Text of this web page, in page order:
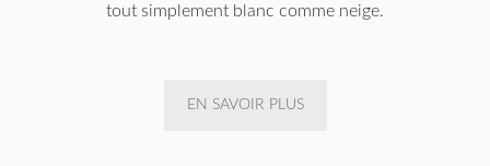
tout simplement blanc comme neige.
EN SAVOIR PLUS